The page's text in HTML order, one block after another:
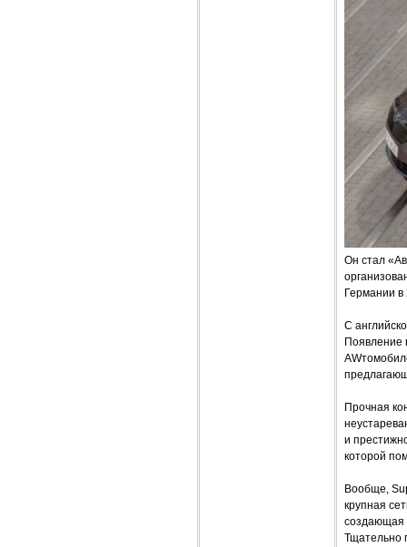
Он стал
Германии в
С
Появление
Прочная
и
которой
Вообще,
крупная
создающая
Тщательно